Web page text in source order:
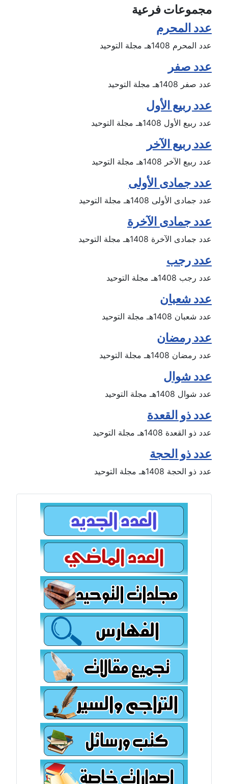
مجموعات فرعية
عدد المحرم
عدد المحرم 1408هـ مجلة التوحيد
عدد صفر
عدد صفر 1408هـ مجلة التوحيد
عدد ربيع الأول
عدد ربيع الأول 1408هـ مجلة التوحيد
عدد ربيع الآخر
عدد ربيع الآخر 1408هـ مجلة التوحيد
عدد جمادى الأولى
عدد جمادى الأولى 1408هـ مجلة التوحيد
عدد جمادى الآخرة
عدد جمادى الآخرة 1408هـ مجلة التوحيد
عدد رجب
عدد رجب 1408هـ مجلة التوحيد
عدد شعبان
عدد شعبان 1408هـ مجلة التوحيد
عدد رمضان
عدد رمضان 1408هـ مجلة التوحيد
عدد شوال
عدد شوال 1408هـ مجلة التوحيد
عدد ذو القعدة
عدد ذو القعدة 1408هـ مجلة التوحيد
عدد ذو الحجة
عدد ذو الحجة 1408هـ مجلة التوحيد